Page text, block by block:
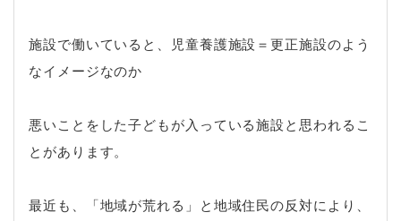
施設で働いていると、児童養護施設＝更正施設のよう
なイメージなのか
悪いことをした子どもが入っている施設と思われるこ
とがあります。
最近も、「地域が荒れる」と地域住民の反対により、